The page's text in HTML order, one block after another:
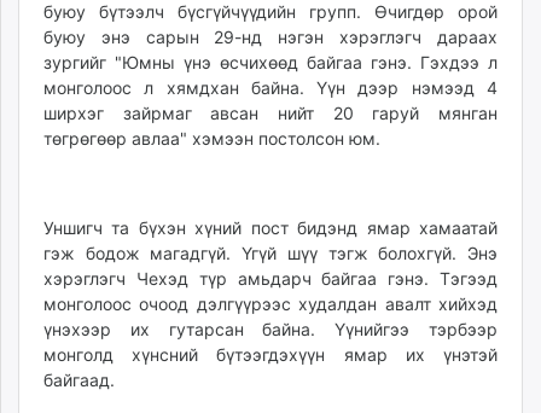
ugluu.mn
urlag.mn
unen.mn
asu.mn
shudarga.mn
isee.mn
mglradio.com
fact.mn
tumen.mn
shuum.mn
буюу бүтээлч бүсгүйчүүдийн групп. Өчигдөр орой
буюу энэ сарын 29-нд нэгэн хэрэглэгч дараах
зургийг "Юмны үнэ өсчихөөд байгаа гэнэ. Гэхдээ л
монголоос л хямдхан байна. Үүн дээр нэмээд 4
ширхэг зайрмаг авсан нийт 20 гаруй мянган
төгрөгөөр авлаа" хэмээн постолсон юм.
Уншигч та бүхэн хүний пост бидэнд ямар хамаатай
гэж бодож магадгүй. Үгүй шүү тэгж болохгүй. Энэ
хэрэглэгч Чехэд түр амьдарч байгаа гэнэ. Тэгээд
монголоос очоод дэлгүүрээс худалдан авалт хийхэд
үнэхээр их гутарсан байна. Үүнийгээ тэрбээр
монголд хүнсний бүтээгдэхүүн ямар их үнэтэй
байгаад.